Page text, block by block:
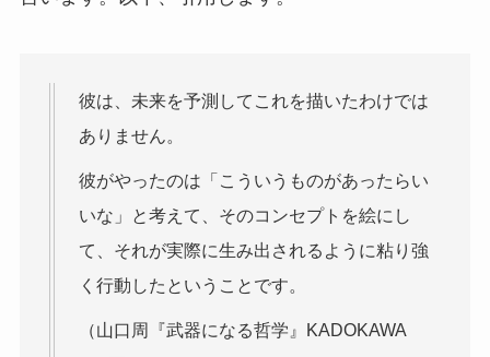
彼は、未来を予測してこれを描いたわけでは
ありません。
彼がやったのは「こういうものがあったらい
いな」と考えて、そのコンセプトを絵にし
て、それが実際に生み出されるように粘り強
く行動したということです。
（山口周『武器になる哲学』KADOKAWA